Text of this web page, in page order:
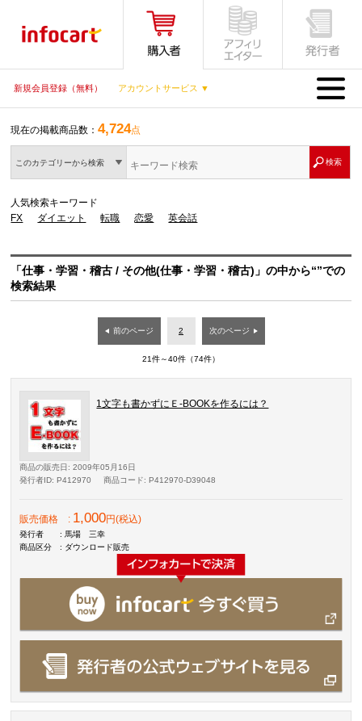
新規会員登録（無料） アカウントサービス ▼ MENU
現在の掲載商品数：4,724点
このカテゴリーから検索
人気検索キーワード
FX
ダイエット 転職 恋愛 英会話
「仕事・学習・稽古 / その他(仕事・学習・稽古)」の中から“”での
検索結果
前のページ 2 次のページ
21件～40件（74件）
1文字も書かずにＥ-BOOKを作るには？
商品の販売日 : 2009年05月16日
発行者ID: P412970 商品コード: P412970-D39048
販売価格 : 1,000円(税込)
発行者
: 馬場 三幸
商品区分
: ダウンロード販売